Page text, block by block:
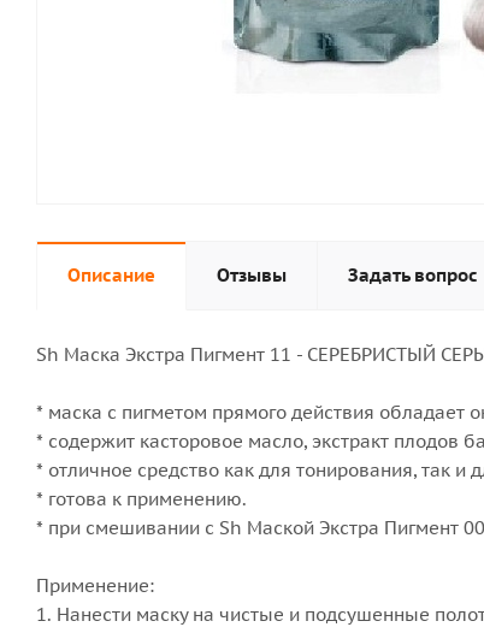
Описание Отзывы Задать вопрос
Sh Маска Экстра Пигмент 11 - СЕРЕБРИСТЫЙ
* маска с пигметом прямого действия
* содержит касторовое масло, экстракт плодов
* отличное средство как для тонирования, так
* готова к применению.
* при смешивании с Sh Маской Экстра Пигмент
Применение:
1. Нанести маску на чистые и подсушенные